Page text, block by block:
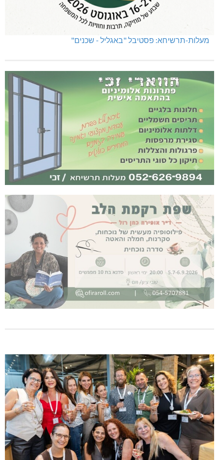
מעלות-תרשיחא: פסטיבל "באגליל - שכנים"